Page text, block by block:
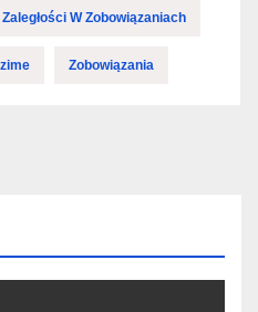
Zaległości W Zobowiązaniach
Zobowiązania